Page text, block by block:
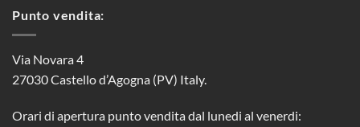
Punto vendita:
Via Novara 4
27030 Castello d’Agogna (PV) Italy.
Orari di apertura punto vendita dal lunedi al venerdi: